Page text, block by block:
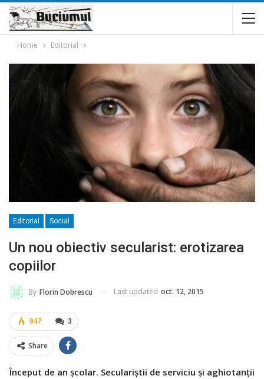
Home Editorial
Editorial Social
Un nou obiectiv secularist: erotizarea
copiilor
By Florin Dobrescu Last updated oct. 12, 2015
3
947
Share
Început de an școlar. Seculariștii de serviciu și aghiotanții